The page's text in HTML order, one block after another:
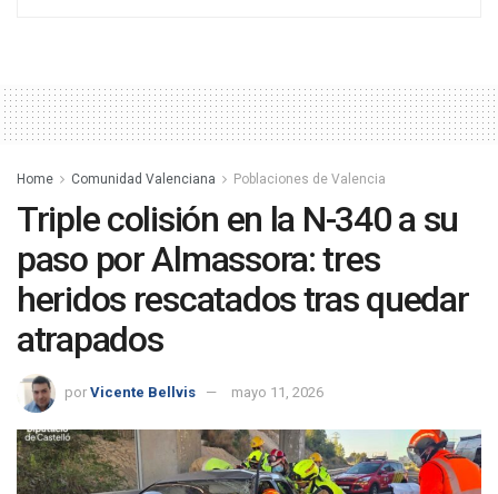
Home Comunidad Valenciana Poblaciones de Valencia
Triple colisión en la N-340 a su
paso por Almassora: tres
heridos rescatados tras quedar
atrapados
por Vicente Bellvis mayo 11, 2026